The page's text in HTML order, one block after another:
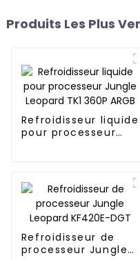
Produits Les Plus
Refroidisseur liquide
pour processeur
Refroidisseur de
processeur Jungle